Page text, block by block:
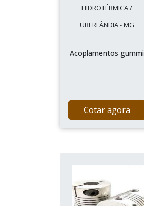
HIDROTÉRMICA /
UBERLÂNDIA - MG
Acoplamentos gummi
Cotar agora